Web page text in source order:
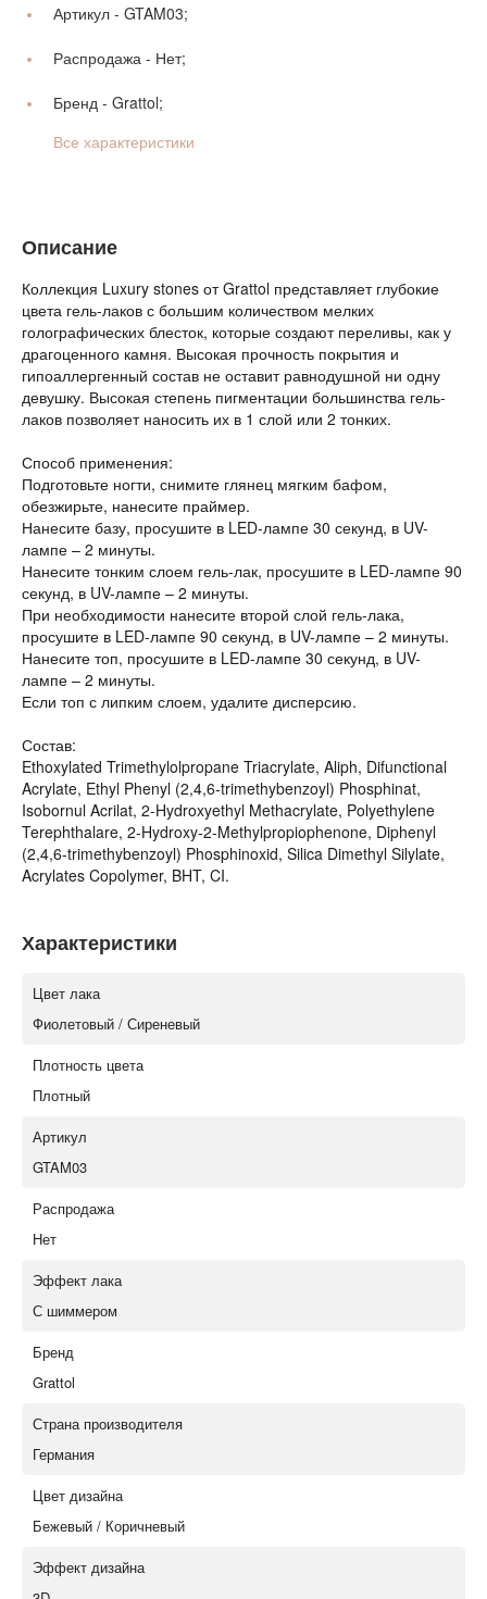
Артикул - GTAM03;
Распродажа - Нет;
Бренд - Grattol;
Все характеристики
Описание
Коллекция Luxury stones от Grattol представляет глубокие
цвета гель-лаков с большим количеством мелких
голографических блесток, которые создают переливы, как у
драгоценного камня. Высокая прочность покрытия и
гипоаллергенный состав не оставит равнодушной ни одну
девушку. Высокая степень пигментации большинства гель-
лаков позволяет наносить их в 1 слой или 2 тонких.
Способ применения:
Подготовьте ногти, снимите глянец мягким бафом,
обезжирьте, нанесите праймер.
Нанесите базу, просушите в LED-лампе 30 секунд, в UV-
лампе – 2 минуты.
Нанесите тонким слоем гель-лак, просушите в LED-лампе 90
секунд, в UV-лампе – 2 минуты.
При необходимости нанесите второй слой гель-лака,
просушите в LED-лампе 90 секунд, в UV-лампе – 2 минуты.
Нанесите топ, просушите в LED-лампе 30 секунд, в UV-
лампе – 2 минуты.
Если топ с липким слоем, удалите дисперсию.
Состав:
Ethoxylated Trimethylolpropane Triacrylate, Aliph, Difunctional
Acrylate, Ethyl Phenyl (2,4,6-trimethybenzoyl) Phosphinat,
Isobornul Acrilat, 2-Hydroxyethyl Methacrylate, Polyethylene
Terephthalare, 2-Hydroxy-2-Methylpropiophenone, Diphenyl
(2,4,6-trimethybenzoyl) Phosphinoxid, Silica Dimethyl Silylate,
Acrylates Copolymer, BHT, CI.
Характеристики
Цвет лака
Фиолетовый / Сиреневый
Плотность цвета
Плотный
Артикул
GTAM03
Распродажа
Нет
Эффект лака
С шиммером
Бренд
Grattol
Страна производителя
Германия
Цвет дизайна
Бежевый / Коричневый
Эффект дизайна